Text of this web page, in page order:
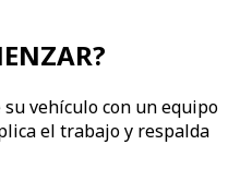
vehículo con un equipo
el trabajo y respalda